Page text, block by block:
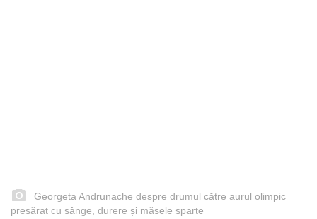
Georgeta Andrunache despre drumul către aurul olimpic
presărat cu sânge, durere și măsele sparte